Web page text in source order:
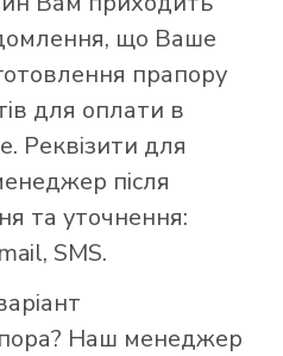
що Ваше
прапору
для оплати в
Реквізити для
після
та уточнення:
SMS.
Наш менеджер